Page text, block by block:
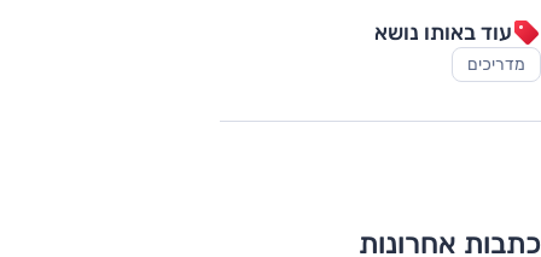
עוד באותו נושא
מדריכים
כתבות אחרונות